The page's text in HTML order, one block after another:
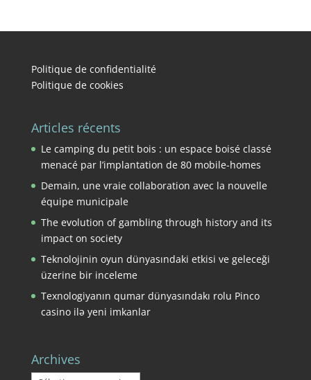
Politique de confidentialité
Politique de cookies
Articles récents
Le camping du petit bois : un espace boisé classé
menacé par l’implantation de 80 mobile-homes
Demain, une vraie collaboration avec la nouvelle
équipe municipale
The evolution of gambling through history and its
impact on society
Teknolojinin oyun dünyasındaki etkisi ve geleceği
üzerine bir inceleme
Texnologiyanın qumar dünyasındakı rolu Pinco
casino ilə yeni imkanlar
Archives